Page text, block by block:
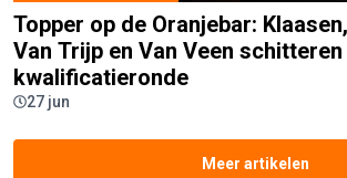
Topper op de Oranjebar:
Van Trijp en Van Veen schitteren
kwalificatieronde
27 jun
Meer artikelen